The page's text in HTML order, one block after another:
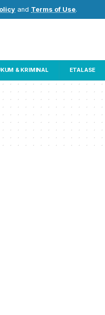
and Terms of Use.
& KRIMINAL ETALASE